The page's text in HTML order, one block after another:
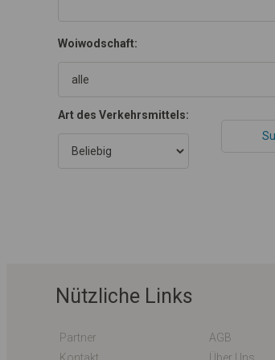
Woiwodschaft:
Art des Verkehrsmittels:
Nützliche Links
Partner
AGB
Kontakt
Über Uns